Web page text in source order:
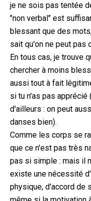
je ne sois pas tentée
"non verbal" est
blessant que des
sait qu'on ne peut pas
En tous cas, je trouve
chercher à moins
aussi tout à fait
si tu n'as pas
d'ailleurs : on peut
danses bien).
Comme les corps se
que ce n'est pas très
pas si simple : mais il
existe une nécessité
physique, d'accord de